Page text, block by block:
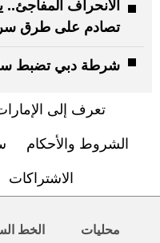
الانحراف المفاجئ..
تصادم على طرق
شرطة دبي تضبط
تعرف إلى
الشروط والأحكام
الاشتراكات
محليات الخط